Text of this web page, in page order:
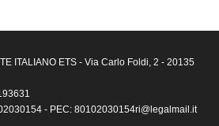
ITALIANO ETS - Via Carlo Foldi, 2 - 20135
- PEC: 80102030154ri@legalmail.it